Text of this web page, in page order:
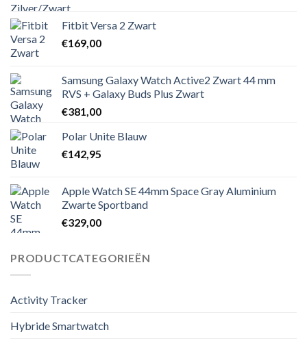
Fitbit Versa 2 Zwart
€169,00
Samsung Galaxy Watch Active2 Zwart 44 mm
RVS + Galaxy Buds Plus Zwart
€381,00
Polar Unite Blauw
€142,95
Apple Watch SE 44mm Space Gray Aluminium
Zwarte Sportband
€329,00
PRODUCTCATEGORIEËN
Activity Tracker
Hybride Smartwatch